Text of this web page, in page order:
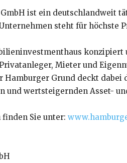
ist ein deutschlandweit
steht für höchste
Mieter und
Grund deckt
und wertsteigernden Asset-
Sie unter: